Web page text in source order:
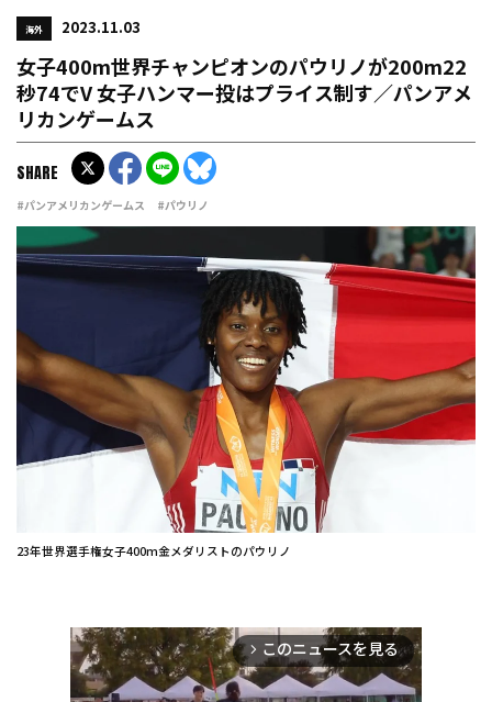
海外 2023.11.03
女子400m世界チャンピオンのパウリノが200m22
秒74でV 女子ハンマー投はプライス制す／パンアメ
リカンゲームス
#パンアメリカンゲームス #パウリノ
SHARE
23年世界選手権女子400m金メダリストのパウリノ
arrow_forward_ios このニュースを見る